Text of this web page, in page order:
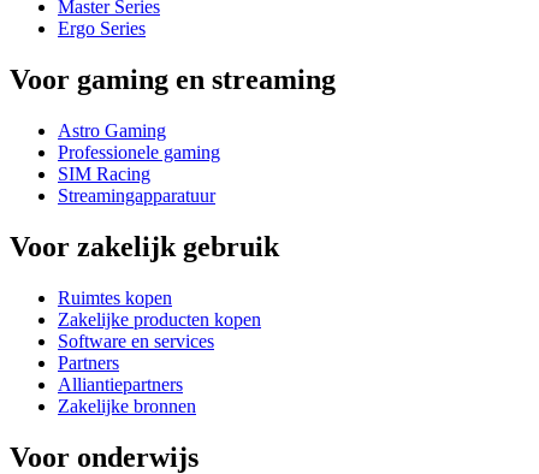
Master Series
Ergo Series
Voor gaming en streaming
Astro Gaming
Professionele gaming
SIM Racing
Streamingapparatuur
Voor zakelijk gebruik
Ruimtes kopen
Zakelijke producten kopen
Software en services
Partners
Alliantiepartners
Zakelijke bronnen
Voor onderwijs